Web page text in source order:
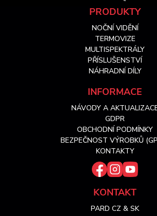
PRODUKTY
NOČNÍ VIDĚNÍ
TERMOVIZE
MULTISPEKTRÁLY
PŘÍSLUŠENSTVÍ
NÁHRADNÍ DÍLY
INFORMACE
NÁVODY A
GDPR
OBCHODNÍ PODMÍNKY
BEZPEČNOST VÝROBKŮ
KONTAKTY
KONTAKT
PARD CZ & SK